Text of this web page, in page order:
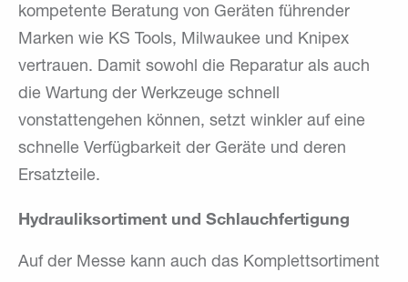
kompetente Beratung von Geräten führender
Marken wie KS Tools, Milwaukee und Knipex
vertrauen. Damit sowohl die Reparatur als auch
die Wartung der Werkzeuge schnell
vonstattengehen können, setzt winkler auf eine
schnelle Verfügbarkeit der Geräte und deren
Ersatzteile.
Hydrauliksortiment und Schlauchfertigung
Auf der Messe kann auch das Komplettsortiment